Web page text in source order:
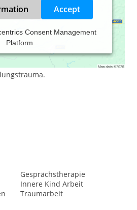
Accept
Consent Management
Platform
und spezialisiert auf
von emotionalem Missbrauch,
auf
Gesprächstherapie
Innere Kind Arbeit
Traumarbeit